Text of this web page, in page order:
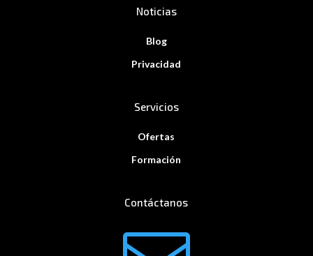
Noticias
Blog
Privacidad
Servicios
Ofertas
Formación
Contáctanos